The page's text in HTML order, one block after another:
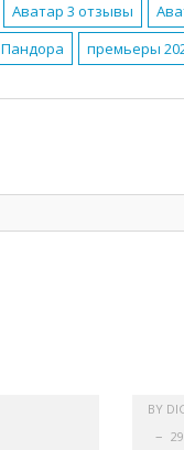
Аватар 3 отзывы
Пандора премьеры
BY